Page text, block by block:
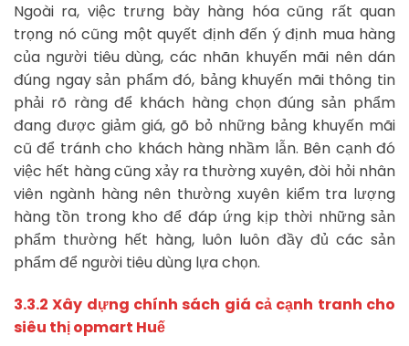
Ngoài ra, việc trưng bày hàng hóa cũng rất quan
trọng nó cũng một quyết định đến ý định mua hàng
của người tiêu dùng, các nhãn khuyến mãi nên dán
đúng ngay sản phẩm đó, bảng khuyến mãi thông tin
phải rõ ràng để khách hàng chọn đúng sản phẩm
đang được giảm giá, gõ bỏ những bảng khuyến mãi
cũ để tránh cho khách hàng nhầm lẫn. Bên cạnh đó
việc hết hàng cũng xảy ra thường xuyên, đòi hỏi nhân
viên ngành hàng nên thường xuyên kiểm tra lượng
hàng tồn trong kho để đáp ứng kịp thời những sản
phẩm thường hết hàng, luôn luôn đầy đủ các sản
phẩm để người tiêu dùng lựa chọn.
3.3.2 Xây dựng chính sách giá cả cạnh tranh cho
siêu thị opmart Huế